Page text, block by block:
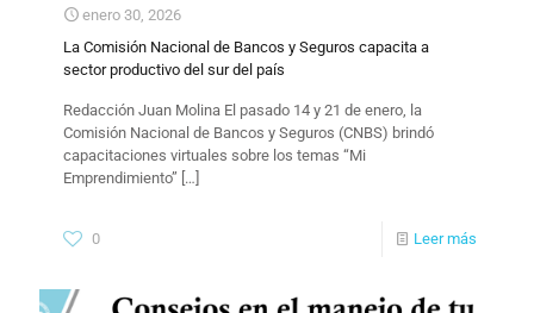
enero 30, 2026
La Comisión Nacional de Bancos y Seguros capacita a
sector productivo del sur del país
​Redacción Juan Molina El pasado 14 y 21 de enero, la
Comisión Nacional de Bancos y Seguros (CNBS) brindó
capacitaciones virtuales sobre los temas “Mi
Emprendimiento” […]
0 Leer más